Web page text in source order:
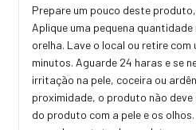
Prepare um pouco deste
Aplique uma pequena
orelha. Lave o local ou retire com
minutos. Aguarde 24 haras e se
irritação na pele, coceira ou
proximidade, o produto não
do produto com a pele e os